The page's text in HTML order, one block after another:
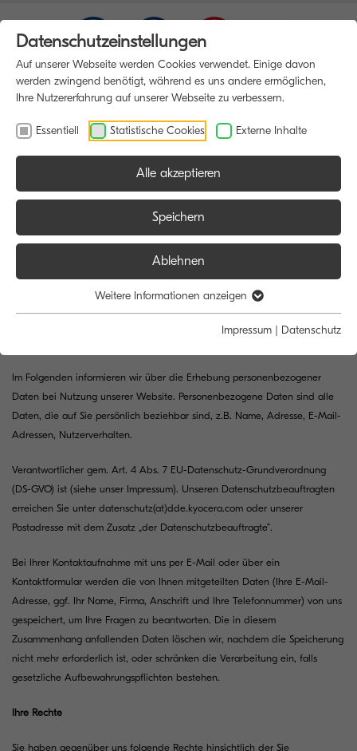
Diese Internet-Datenschutzerklärung beschreibt die Maßnahmen, die
KYOCERA zum Schutz Ihrer personenbezogenen Daten ergreift, wenn
Im Folgenden informieren wir über die Erhebung personenbezogener
Daten bei Nutzung unserer Website. Personenbezogene Daten sind alle
Daten, die auf Sie persönlich beziehbar sind, z.B. Name, Adresse, E-Mail-
Adressen, Nutzerverhalten.
Verantwortlicher gem. Art. 4 Abs. 7 EU-Datenschutz-Grundverordnung
(DS-GVO) ist (siehe unser Impressum). Unseren Datenschutzbeauftragten
erreichen Sie unter datenschutz(at)dde.kyocera.com oder unserer
Postadresse mit dem Zusatz „der Datenschutzbeauftragte“.
Bei Ihrer Kontaktaufnahme mit uns per E-Mail oder über ein
Kontaktformular werden die von Ihnen mitgeteilten Daten (Ihre E-Mail-
Adresse, ggf. Ihr Name, Firma, Anschrift und Ihre Telefonnummer) von uns
gespeichert, um Ihre Fragen zu beantworten. Die in diesem
Zusammenhang anfallenden Daten löschen wir, nachdem die Speicherung
nicht mehr erforderlich ist, oder schränken die Verarbeitung ein, falls
gesetzliche Aufbewahrungspflichten bestehen.
Ihre Rechte
Sie haben gegenüber uns folgende Rechte hinsichtlich der Sie
Datenschutzeinstellungen
Auf unserer Webseite werden Cookies verwendet. Einige davon
werden zwingend benötigt, während es uns andere ermöglichen,
Ihre Nutzererfahrung auf unserer Webseite zu verbessern.
Essentiell Statistische Cookies Externe Inhalte
Alle akzeptieren
Speichern
Ablehnen
Weitere Informationen anzeigen
Impressum | Datenschutz